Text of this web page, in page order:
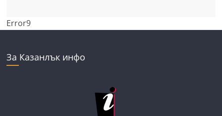
Error9
За Казанлък инфо